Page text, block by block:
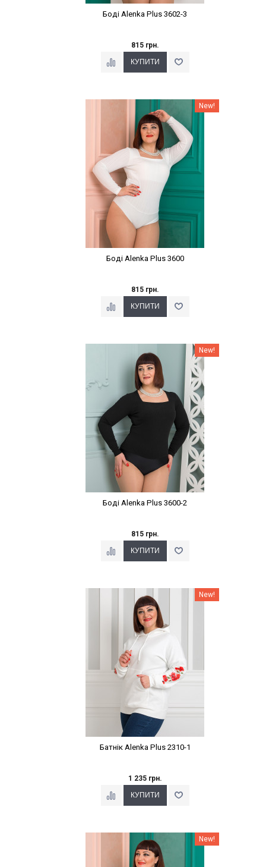
Боді Alenka Plus 3602-3
815 грн.
New!
Боді Alenka Plus 3600
815 грн.
New!
Боді Alenka Plus 3600-2
815 грн.
New!
Батнік Alenka Plus 2310-1
1 235 грн.
New!